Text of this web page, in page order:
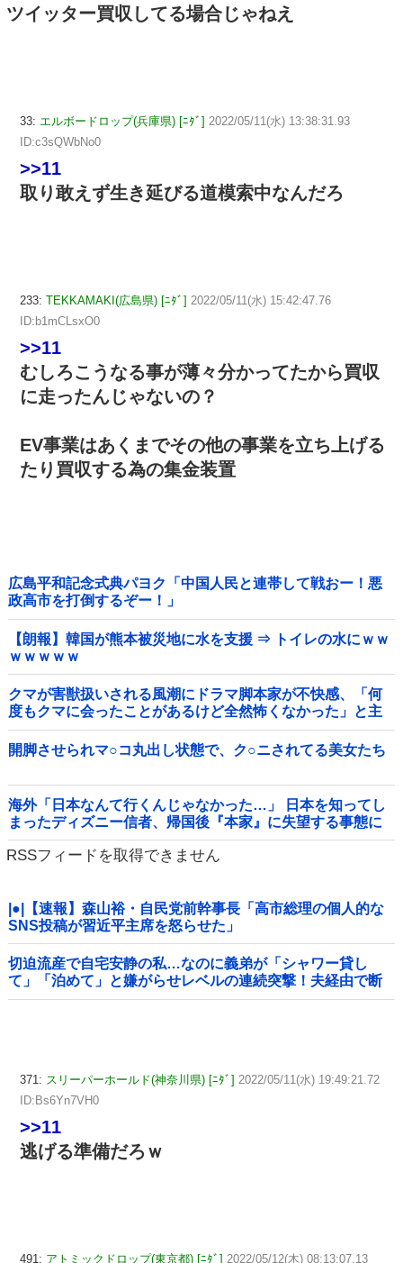
ツイッター買収してる場合じゃねえ
33: エルボードロップ(兵庫県) [ﾆﾀﾞ] 2022/05/11(水) 13:38:31.93
ID:c3sQWbNo0
>>11
取り敢えず生き延びる道模索中なんだろ
233: TEKKAMAKI(広島県) [ﾆﾀﾞ] 2022/05/11(水) 15:42:47.76
ID:b1mCLsxO0
>>11
むしろこうなる事が薄々分かってたから買収
に走ったんじゃないの？
EV事業はあくまでその他の事業を立ち上げる
たり買収する為の集金装置
広島平和記念式典パヨク「中国人民と連帯して戦おー！悪
政高市を打倒するぞー！」
【朗報】韓国が熊本被災地に水を支援 ⇒ トイレの水にｗｗ
ｗｗｗｗｗ
クマが害獣扱いされる風潮にドラマ脚本家が不快感、「何
度もクマに会ったことがあるけど全然怖くなかった」と主
張しており……他
開脚させられマ○コ丸出し状態で、ク○ニされてる美女たち
海外「日本なんて行くんじゃなかった…」 日本を知ってし
まったディズニー信者、帰国後『本家』に失望する事態に
RSSフィードを取得できません
|●|【速報】森山裕・自民党前幹事長「高市総理の個人的な
SNS投稿が習近平主席を怒らせた」
切迫流産で自宅安静の私…なのに義弟が「シャワー貸し
て」「泊めて」と嫌がらせレベルの連続突撃！夫経由で断
ると私に直接LINEしてきて絶句←大人しく自宅の風呂に入
371: スリーパーホールド(神奈川県) [ﾆﾀﾞ] 2022/05/11(水) 19:49:21.72
ID:Bs6Yn7VH0
>>11
逃げる準備だろｗ
491: アトミックドロップ(東京都) [ﾆﾀﾞ] 2022/05/12(木) 08:13:07.13